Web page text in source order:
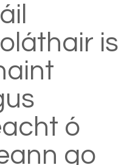
is
ó
go